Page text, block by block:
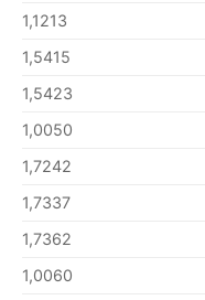
1,1213
1,5415
1,5423
1,0050
1,7242
1,7337
1,7362
1,0060